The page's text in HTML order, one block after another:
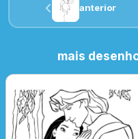
anterior
mais